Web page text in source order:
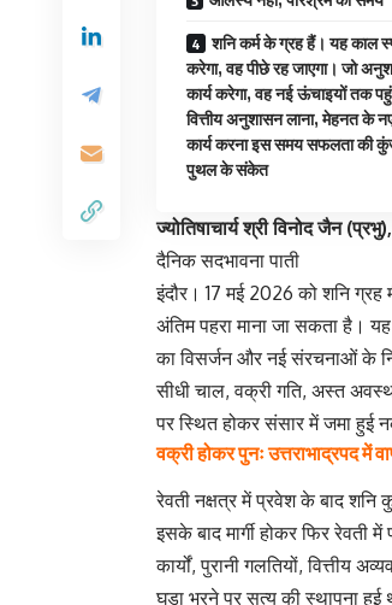
शनि कर्म के ग्रह हैं। यह काल
करेगा, वह पीछे रह जाएगा। जो
कार्य करेगा, वह नई ऊंचाइयों तक
वित्तीय अनुशासन लाना, मेहनत के
कार्य करना इस समय सफलता की
पुथल के संकेत
ज्योतिषाचार्य श्री विनोद जैन
दैनिक सदभावना पाती
इंदौर। 17 मई 2026 को शनि ग्रह
अंतिम पहरा माना जा सकता है।
का विसर्जन और नई संरचनाओं के
सीधी चाल, वक्री गति, अस्त
पर स्थित होकर संसार में जमा हुई
वक्री होकर पुनः उत्तराभाद्रपद में
रेवती नक्षत्र में प्रवेश के बाद शनि
इसके बाद मार्गी होकर फिर
कार्यों, पुरानी गलतियों,
घड़ा भरने पर सत्य की स्थापना